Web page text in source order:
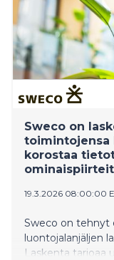
Sweco on
toimintojensa
korostaa
19.3.2026 08:00:00
Sweco on tehnyt
luontojalanjäljen
Laskenta tarjoaa